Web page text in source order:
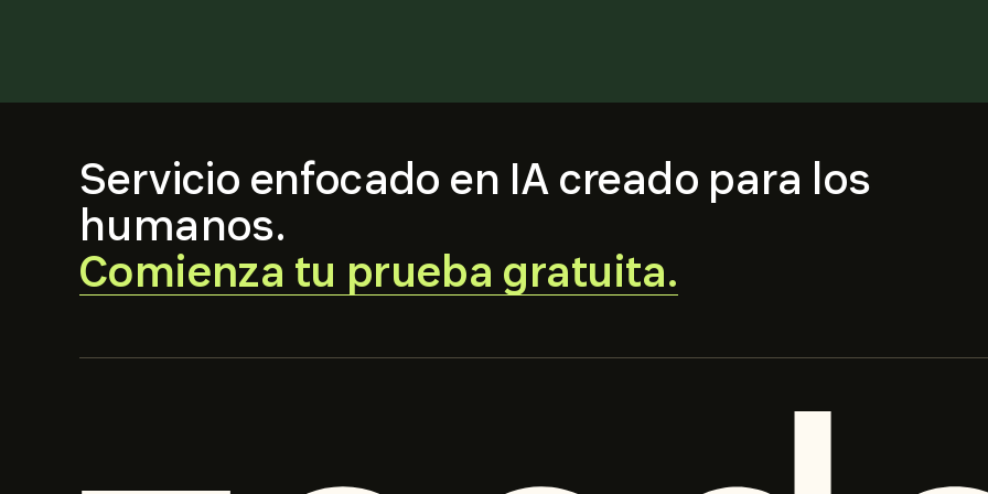
Servicio enfocado en IA creado para los
humanos.
Comienza tu prueba gratuita.
Link.
Opens